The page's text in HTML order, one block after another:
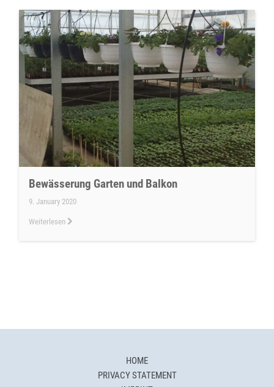
Bewässerung Garten und Balkon
9. January 2020
Weiterlesen
HOME
PRIVACY STATEMENT